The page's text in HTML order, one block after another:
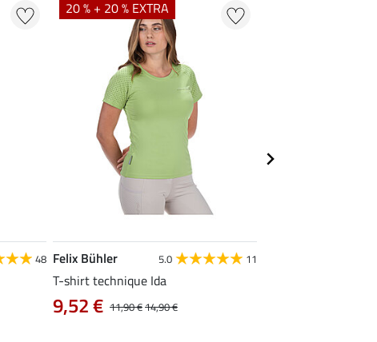
48
20 % + 20 % EXTRA
Felix Bühler 5.0 11
T-shirt technique Ida
11,90 €14,90 €
9,52 €